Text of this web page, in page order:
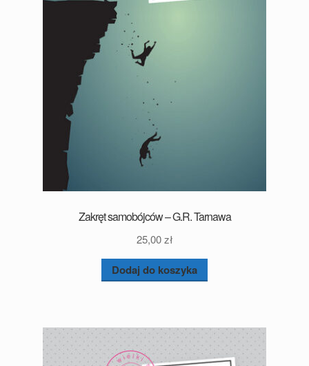
Zakręt samobójców – G.R. Tarnawa
25,00zł
Dodaj do koszyka